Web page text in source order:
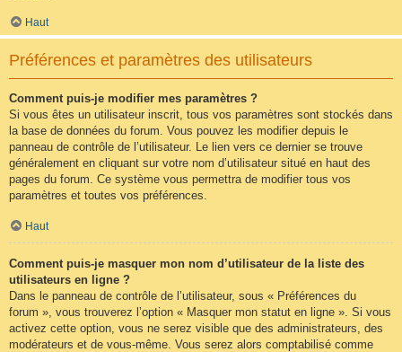
Haut
Préférences et paramètres des utilisateurs
Comment puis-je modifier mes paramètres ?
Si vous êtes un utilisateur inscrit, tous vos paramètres sont stockés dans
la base de données du forum. Vous pouvez les modifier depuis le
panneau de contrôle de l’utilisateur. Le lien vers ce dernier se trouve
généralement en cliquant sur votre nom d’utilisateur situé en haut des
pages du forum. Ce système vous permettra de modifier tous vos
paramètres et toutes vos préférences.
Haut
Comment puis-je masquer mon nom d’utilisateur de la liste des
utilisateurs en ligne ?
Dans le panneau de contrôle de l’utilisateur, sous « Préférences du
forum », vous trouverez l’option « Masquer mon statut en ligne ». Si vous
activez cette option, vous ne serez visible que des administrateurs, des
modérateurs et de vous-même. Vous serez alors comptabilisé comme